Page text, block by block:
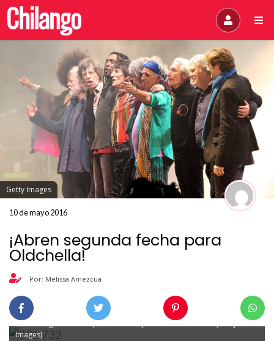
Getty Images
10 de mayo 2016
¡Abren segunda fecha para
Oldchella!
Por: Melissa Amezcua
The Rolling Stones después de enloquecer a la audiencia. (Getty
Images)